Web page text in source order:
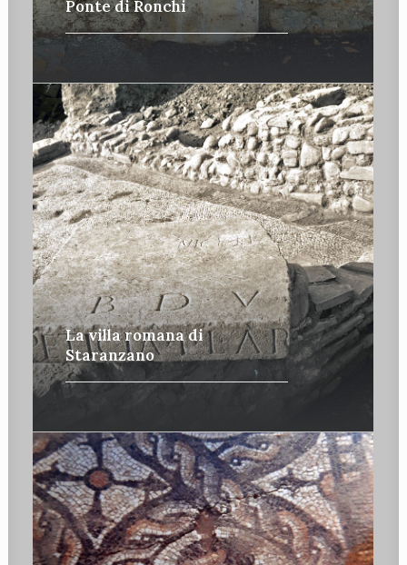
Ponte di Ronchi
La villa romana di
Staranzano